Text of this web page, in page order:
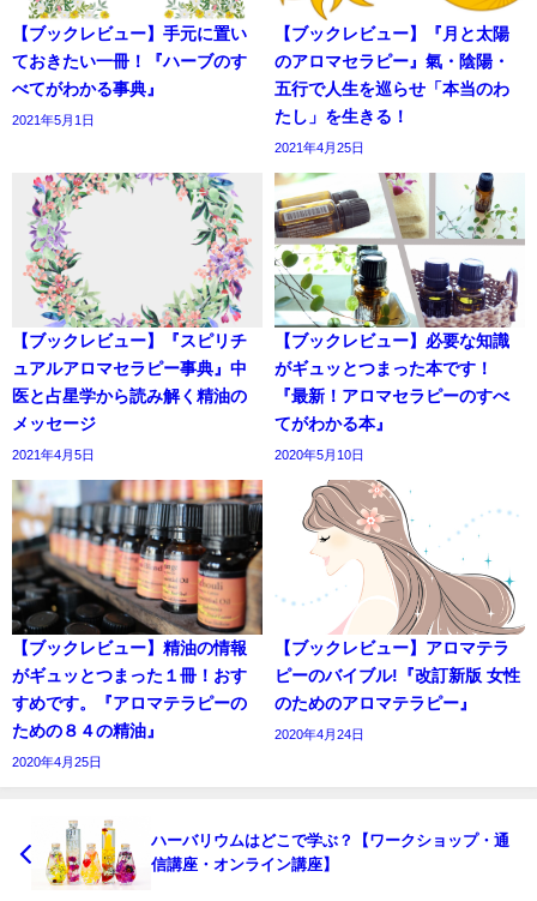
【ブックレビュー】手元に置い
ておきたい一冊！『ハーブのす
べてがわかる事典』
2021年5月1日
【ブックレビュー】『月と太陽
のアロマセラピー』氣・陰陽・
五行で人生を巡らせ「本当のわ
たし」を生きる！
2021年4月25日
【ブックレビュー】『スピリチ
ュアルアロマセラピー事典』中
医と占星学から読み解く精油の
メッセージ
2021年4月5日
【ブックレビュー】必要な知識
がギュッとつまった本です！
『最新！アロマセラピーのすべ
てがわかる本』
2020年5月10日
【ブックレビュー】精油の情報
がギュッとつまった１冊！おす
すめです。『アロマテラピーの
ための８４の精油』
2020年4月25日
【ブックレビュー】アロマテラ
ピーのバイブル!『改訂新版 女性
のためのアロマテラピー』
2020年4月24日
ハーバリウムはどこで学ぶ？【ワークショップ・通
信講座・オンライン講座】